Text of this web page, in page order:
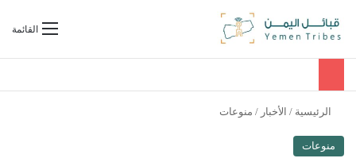
القائمةبحث عن
الرئيسية / الأخبار / منوعات
منوعات